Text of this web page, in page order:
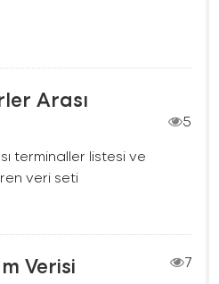
Arası
5
terminaller listesi ve
veri seti
Verisi
7